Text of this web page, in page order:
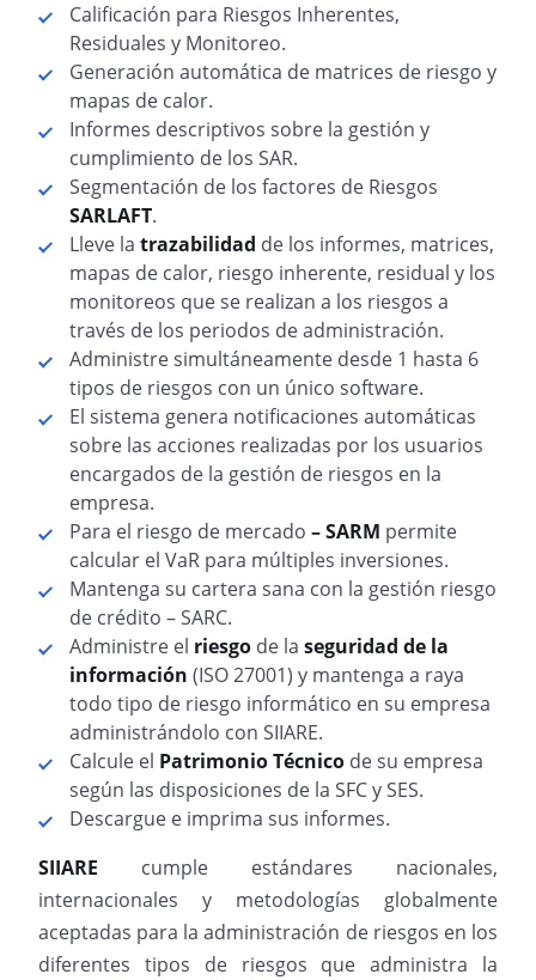
Calificación para Riesgos Inherentes,
Residuales y Monitoreo.
Generación automática de matrices de riesgo y
mapas de calor.
Informes descriptivos sobre la gestión y
cumplimiento de los SAR.
Segmentación de los factores de Riesgos
SARLAFT.
Lleve la trazabilidad de los informes, matrices,
mapas de calor, riesgo inherente, residual y los
monitoreos que se realizan a los riesgos a
través de los periodos de administración.
Administre simultáneamente desde 1 hasta 6
tipos de riesgos con un único software.
El sistema genera notificaciones automáticas
sobre las acciones realizadas por los usuarios
encargados de la gestión de riesgos en la
empresa.
Para el riesgo de mercado – SARM permite
calcular el VaR para múltiples inversiones.
Mantenga su cartera sana con la gestión riesgo
de crédito – SARC.
Administre el riesgode la seguridad de la
información (ISO 27001) y mantenga a raya
todo tipo de riesgo informático en su empresa
administrándolo con SIIARE.
Calcule el Patrimonio Técnicode su empresa
según las disposiciones de la SFC y SES.
Descargue e imprima sus informes.
SIIARE cumple estándares nacionales,
internacionales y metodologías globalmente
aceptadas para la administración de riesgos en los
diferentes tipos de riesgos que administra la